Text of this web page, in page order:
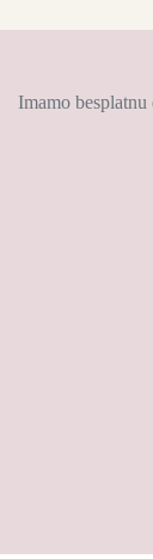
Imamo besplatnu